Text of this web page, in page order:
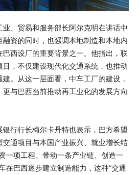
、贸易和服务部长阿尔克明在讲话中
资的同时，也强调本地制造和本地内
西设厂的重要背景之一。他指出，联
，不仅建设现代化交通系统，也推动
。从这一层面看，中车工厂的建设，
与巴西当前推动再工业化的发展方向
行行长梅尔卡丹特也表示，巴方希望
通项目与本国产业振兴、就业增长结
一项工程、带动一条产业链、创造一
在巴西逐步建立制造能力，这种“交通